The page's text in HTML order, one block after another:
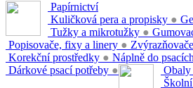
Papírnictví
Kuličková pera a propisky ●
Tužky a mikrotužky ●
Popisovače, fixy a linery ● Zvýrazňovače
Korekční prostředky ● Náplně do
Dárkové psací potřeby ● Obaly